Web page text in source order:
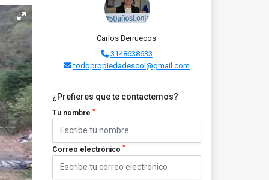
Carlos Berruecos
3148638633
todopropiedadescol@gmail.com
¿Prefieres que te contactemos?
Tu nombre *
Correo electrónico *